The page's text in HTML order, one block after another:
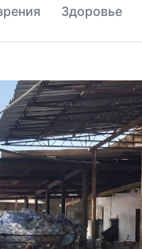
Здоровье